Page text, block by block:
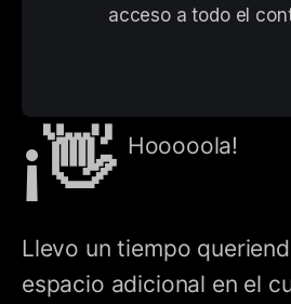
acceso a todo el
¡👋 Hooooola!
Llevo un tiempo
espacio adicional en el